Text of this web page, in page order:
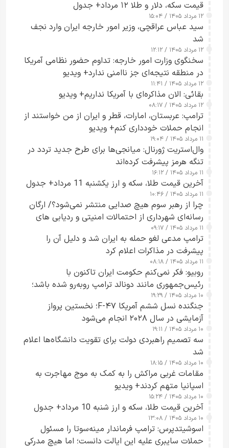
قیمت سکه، دلار و طلا ۱۲ مرداد+ جدول
۱۲ مرداد ۱۴۰۵ / ۱۵:۰۴
سید عباس عراقچی، وزیر امور خارجه ایران وارد نجف
شد
۱۲ مرداد ۱۴۰۵ / ۱۲:۱۲
سخنگوی وزارت امور خارجه: تداوم حضور نظامی آمریکا
در منطقه نتیجه‌ای جز ناامنی ندارد+ ویدیو
۱۲ مرداد ۱۴۰۵ / ۱۱:۴۱
بقائی: الان مذاکره‌ای با آمریکا نداریم+ ویدیو
۱۲ مرداد ۱۴۰۵ / ۰۸:۱۷
ترامپ: عربستان، امارات، قطر و ایران از من خواستند از
انجام حملات خودداری کنم+ ویدیو
۱۱ مرداد ۱۴۰۵ / ۱۹:۰۴
وال‌استریت ژورنال: میانجی‌ها برای طرح جدید تردد در
تنگه هرمز پیشرفت کرده‌اند
۱۱ مرداد ۱۴۰۵ / ۱۶:۱۲
آخرین قیمت طلا، سکه و ارز یکشنبه 11 مرداد+ جدول
۱۱ مرداد ۱۴۰۵ / ۱۰:۴۶
چرا از رهبر سوم هیچ صدایی منتشر نمی‌شود؟/ ارگان
رسانه‌ای شهرداری از احتمالات امنیتی و ردیابی های
جاسوسی گفت
۱۱ مرداد ۱۴۰۵ / ۰۹:۱۷
ترامپ مدعی لغو حمله به ایران شد و دلیل آن را
پیشرفت در مذاکرات اعلام کرد
۱۱ مرداد ۱۴۰۵ / ۰۸:۱۸
روبیو: فکر نمی‌کنم حکومت ایران تاکنون با
رئیس‌جمهوری مانند دونالد ترامپ روبه‌رو شده باشد؛
کسی که واقعاً دست به اقدام می‌زند
۱۰ مرداد ۱۴۰۵ / ۱۹:۲۹
جنگنده نسل ششم آمریکا F-۴۷؛ نخستین پرواز
آزمایشی در سال ۲۰۲۸ انجام می‌شود
۱۰ مرداد ۱۴۰۵ / ۱۹:۱۱
سه تصمیم راهبردی دولت برای تقویت دانشگاه‌ها اعلام
شد
۱۰ مرداد ۱۴۰۵ / ۱۸:۱۵
مقامات غربی مراکش را به کمک به موج مهاجرت به
اسپانیا متهم کردند+ ویدیو
۱۰ مرداد ۱۴۰۵ / ۱۵:۲۴
آخرین قیمت طلا، سکه و ارز شنبه 10 مرداد+ جدول
۱۰ مرداد ۱۴۰۵ / ۱۳:۰۸
اسوشیتدپرس: ترامپ فرماندار مینه‌سوتا را مسئول
حملات سایبری علیه این ایالت دانست؛ اما هیچ مدرکی